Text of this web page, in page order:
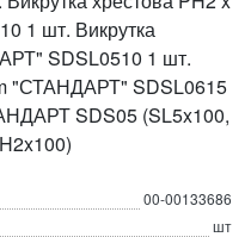
1 шт. Викрутка
SDSL0510 1 шт.
"СТАНДАРТ" SDSL0615
SDS05 (SL5x100,
00-00133686
шт